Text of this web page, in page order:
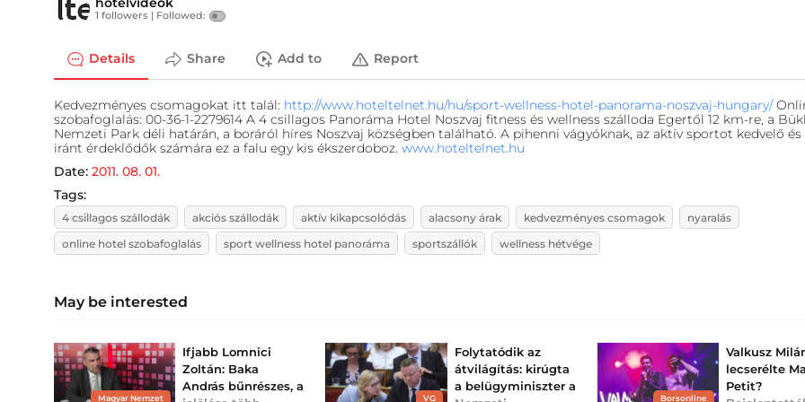
1 followers | Followed:
Details Share Add to Report
Kedvezményes csomagokat itt talál: http://www.hoteltelnet.hu/hu/sport-wellness-hotel-panorama-noszvaj-hungary/
szobafoglalás: 00-36-1-2279614 A 4 csillagos Panoráma Hotel Noszvaj fitness és wellness szálloda Egertől 12 km-re, a
Nemzeti Park déli határán, a boráról híres Noszvaj községben található. A pihenni vágyóknak, az aktív sportot kedvelő
iránt érdeklődők számára ez a falu egy kis ékszerdoboz. www.hoteltelnet.hu
Date: 2011. 08. 01.
Tags:
4 csillagos szállodák akciós szállodák aktív kikapcsolódás alacsony árak kedvezményes csomagok
nyaralás
online hotel szobafoglalás
sport wellness hotel panoráma sportszállók wellness hétvége
May be interested
Magyar Nemzet
Ifjabb Lomnici
Zoltán: Baka
András bűnrészes, a
VG
Folytatódik az
átvilágítás: kirúgta
a belügyminiszter a
Borsonline
Valkusz
lecserélte
Petit?